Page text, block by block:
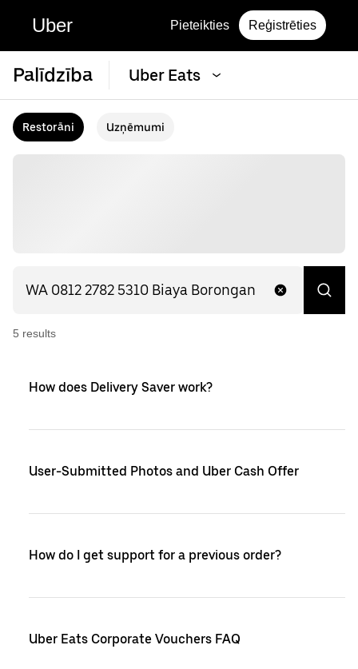
Uber Pieteikties Reģistrēties
Palīdzība Uber Eats
Restorāni Uzņēmumi
5 results
How does Delivery Saver work?
User-Submitted Photos and Uber Cash Offer
How do I get support for a previous order?
Uber Eats Corporate Vouchers FAQ